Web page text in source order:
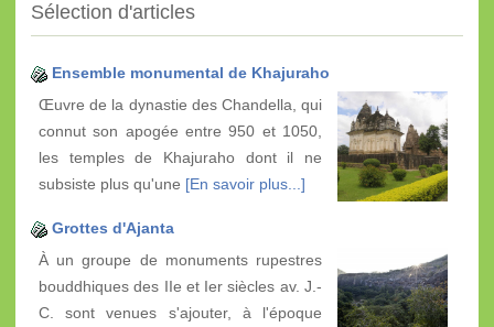
Sélection d'articles
Ensemble monumental de Khajuraho
Œuvre de la dynastie des Chandella, qui
connut son apogée entre 950 et 1050,
les temples de Khajuraho dont il ne
subsiste plus qu'une [En savoir plus...]
Grottes d'Ajanta
À un groupe de monuments rupestres
bouddhiques des IIe et Ier siècles av. J.-
C. sont venues s'ajouter, à l'époque